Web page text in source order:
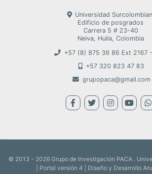
Universidad
Edificio de posgrados
Carrera 5 # 23-40
Neiva, Huila, Colombia
+57 (8) 875 36 86 Ext 2167
+57 320 823 47 83
grupopaca@gmail.com
© 2013 - 2026 Grupo de Investigación PACA .
| Portal versión 4 | Diseño y Desarrollo